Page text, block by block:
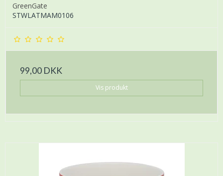
GreenGate
STWLATMAM0106
99,00 DKK
Vis produkt